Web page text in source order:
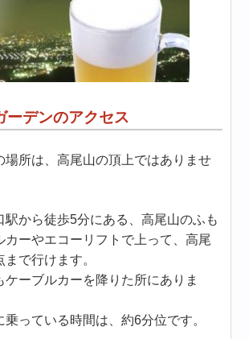
ーデンのアクセス
場所は、高尾山の頂上ではありませ
駅から徒歩5分にある、高尾山のふも
カーやエコーリフトで上って、高尾
で行けます。
ケーブルカーを降りた所にありま
っている時間は、約6分位です。